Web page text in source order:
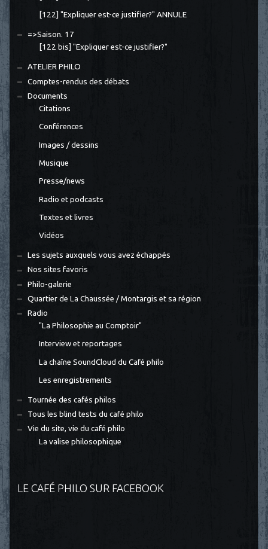
[122] "Expliquer est-ce justifier?" ANNULE
=>Saison. 17
[122 bis] "Expliquer est-ce justifier?"
ATELIER PHILO
Comptes-rendus des débats
Documents
Citations
Conférences
Images / dessins
Musique
Presse/news
Radio et podcasts
Textes et livres
Vidéos
Les sujets auxquels vous avez échappés
Nos sites favoris
Philo-galerie
Quartier de La Chaussée / Montargis et sa région
Radio
"La Philosophie au Comptoir"
Interview et reportages
La chaîne SoundCloud du Café philo
Les enregistrements
Tournée des cafés philos
Tous les blind tests du café philo
Vie du site, vie du café philo
La valise philosophique
LE CAFÉ PHILO SUR FACEBOOK